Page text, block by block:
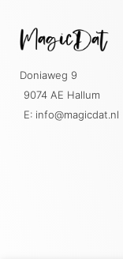
Doniaweg 9
9074 AE Hallum
E: info@magicdat.nl